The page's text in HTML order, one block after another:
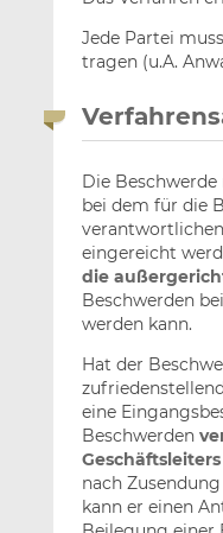
Jede Partei
tragen (u.A.
Die Beschwerde
bei dem für die
eingereicht
die
Beschwerden
werden kann.
Hat der
eine
Beschwerden
Geschäftsleiters
nach
kann er einen